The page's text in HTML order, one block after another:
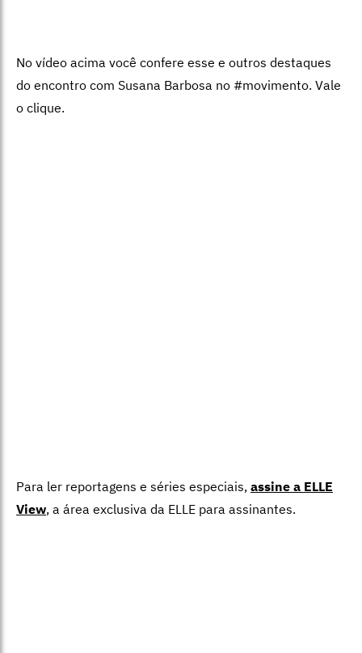
No vídeo acima você confere esse e outros destaques
do encontro com Susana Barbosa no #movimento. Vale
o clique.
Para ler reportagens e séries especiais, assine a ELLE
View, a área exclusiva da ELLE para assinantes.